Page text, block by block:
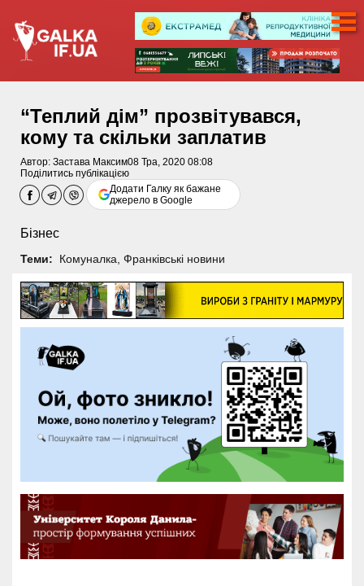
“Теплий дім” прозвітувався,
кому та скільки заплатив
Автор: Застава Максим08 Тра, 2020 08:08
Поділитись публікацією
Додати Галку як бажане
джерело в Google
Бізнес
Теми: Комуналка Франківські новини